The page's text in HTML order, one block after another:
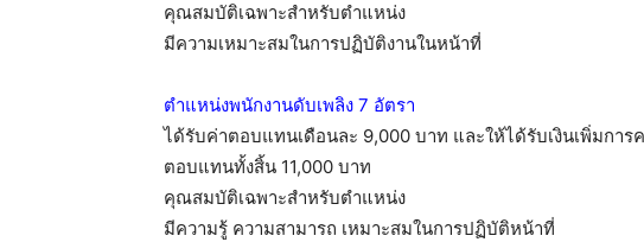
คุณสมบัติเฉพาะสำหรับตำแหน่ง
มีความเหมาะสมในการปฏิบัติงานในหน้าที่
ตำแหน่งพนักงานดับเพลิง 7 อัตรา
ได้รับค่าตอบแทนเดือนละ 9,000 บาท และให้ได้รับเงินเพิ่มการ
ตอบแทนทั้งสิ้น 11,000 บาท
คุณสมบัติเฉพาะสำหรับตำแหน่ง
มีความรู้ ความสามารถ เหมาะสมในการปฏิบัติหน้าที่